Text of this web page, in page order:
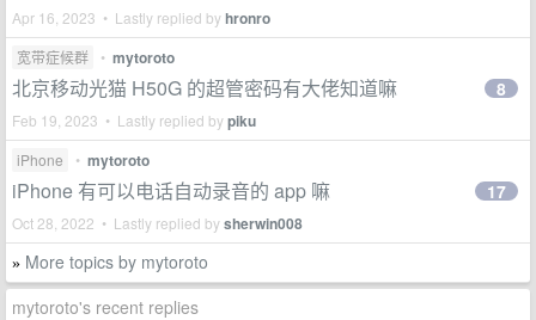
Apr 16, 2023 • Lastly replied byhronro
宽带症候群 • mytoroto
北京移动光猫 H50G 的超管密码有大佬知道嘛
Feb 19, 2023 • Lastly replied bypiku
8
iPhone • mytoroto
iPhone 有可以电话自动录音的 app 嘛
Oct 28, 2022 • Lastly replied bysherwin008
17
» More topics by mytoroto
mytoroto's recent replies